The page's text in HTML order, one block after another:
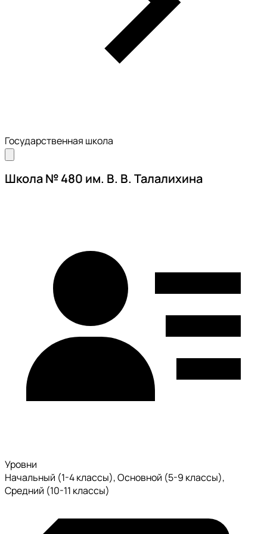
Государственная школа
Школа № 480 им. В. В. Талалихина
Уровни
Начальный (1-4 классы), Основной (5-9 классы),
Средний (10-11 классы)